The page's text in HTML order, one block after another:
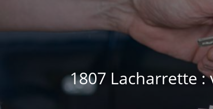
1807 Lacharrette :